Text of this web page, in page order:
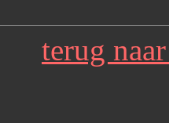
terug